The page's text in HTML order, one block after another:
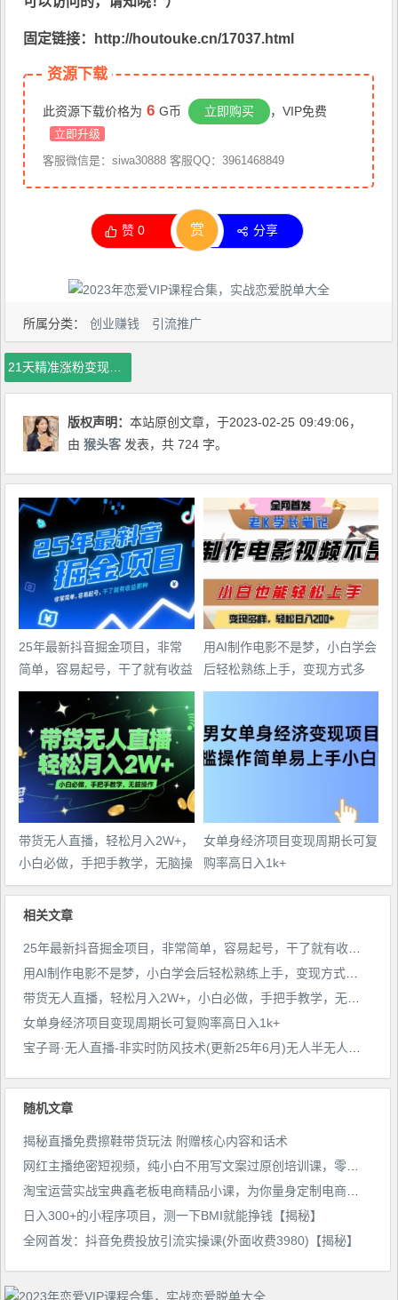
固定链接：http://houtouke.cn/17037.html
资源下载
此资源下载价格为 6 G币 立即购买 ，VIP免费
立即升级
客服微信是：siwa30888 客服QQ：3961468849
赞0 赏 分享
所属分类： 创业赚钱 引流推广
版权声明：本站原创文章，于2023-02-25 09:49:06，
由猴头客 发表，共 724 字。
25年最新抖音掘金项目，非常
简单，容易起号，干了就有收益
那种
用AI制作电影不是梦，小白学会
后轻松熟练上手，变现方式多
样，日入2张+
带货无人直播，轻松月入2W+，
小白必做，手把手教学，无脑操
作(附学习资料)
女单身经济项目变现周期长可复
购率高日入1k+
相关文章
女单身经济项目变现周期长可复购率高日入1k+
随机文章
揭秘直播免费擦鞋带货玩法 附赠核心内容和话术
日入300+的小程序项目，测一下BMI就能挣钱【揭秘】
全网首发：抖音免费投放引流实操课(外面收费3980)【揭秘】